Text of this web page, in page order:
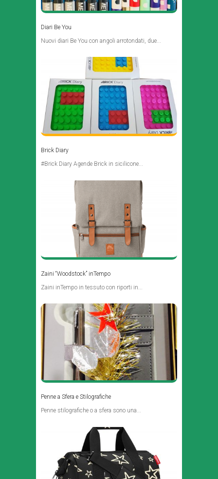
Diari Be You
Nuovi diari Be You con angoli arrotondati, due...
Brick Diary
#Brick Diary Agende Brick in sicilicone...
Zaini “Woodstock” inTempo
Zaini inTempo in tessuto con riporti in...
Penne a Sfera e Stilografiche
Penne stilografiche o a sfera sono una...